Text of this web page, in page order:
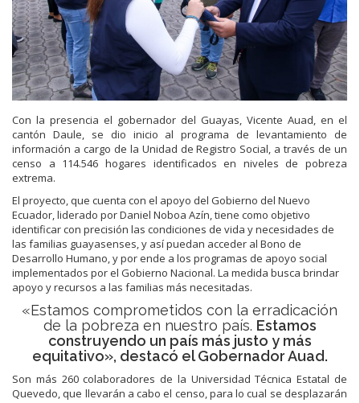
Con la presencia el gobernador del Guayas, Vicente Auad, en el
cantón Daule, se dio inicio al programa de levantamiento de
información a cargo de la Unidad de Registro Social, a través de un
censo a 114.546 hogares identificados en niveles de pobreza
extrema.
El proyecto, que cuenta con el apoyo del Gobierno del Nuevo
Ecuador, liderado por Daniel Noboa Azín, tiene como objetivo
identificar con precisión las condiciones de vida y necesidades de
las familias guayasenses, y así puedan acceder al Bono de
Desarrollo Humano, y por ende a los programas de apoyo social
implementados por el Gobierno Nacional. La medida busca brindar
apoyo y recursos a las familias más necesitadas.
«Estamos comprometidos con la erradicación
de la pobreza en nuestro país. Estamos
construyendo un país más justo y más
equitativo», destacó elGobernador Auad.
Son más 260 colaboradores de la Universidad Técnica Estatal de
Quevedo, que llevarán a cabo el censo, para lo cual se desplazarán